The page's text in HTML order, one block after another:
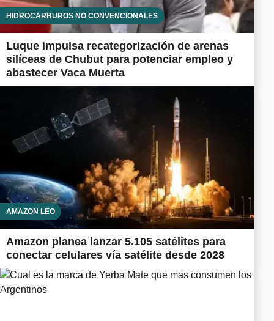
HIDROCARBUROS NO CONVENCIONALES
Luque impulsa recategorización de arenas
silíceas de Chubut para potenciar empleo y
abastecer Vaca Muerta
AMAZON LEO
Amazon planea lanzar 5.105 satélites para
conectar celulares vía satélite desde 2028